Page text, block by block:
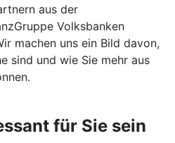
aus der
Volksbanken
machen uns ein Bild davon,
sind und wie Sie mehr aus
für Sie sein